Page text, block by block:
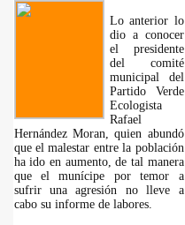
Lo anterior lo
dio a conocer
el presidente
del comité
municipal del
Partido Verde
Ecologista
Rafael
Hernández Moran, quien abundó
que el malestar entre la población
ha ido en aumento, de tal manera
que el munícipe por temor a
sufrir una agresión no lleve a
cabo su informe de labores.